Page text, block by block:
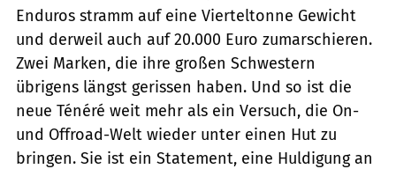
Enduros stramm auf eine Vierteltonne Gewicht
und derweil auch auf 20.000 Euro zumarschieren.
Zwei Marken, die ihre großen Schwestern
übrigens längst gerissen haben. Und so ist die
neue Ténéré weit mehr als ein Versuch, die On-
und Offroad-Welt wieder unter einen Hut zu
bringen. Sie ist ein Statement, eine Huldigung an